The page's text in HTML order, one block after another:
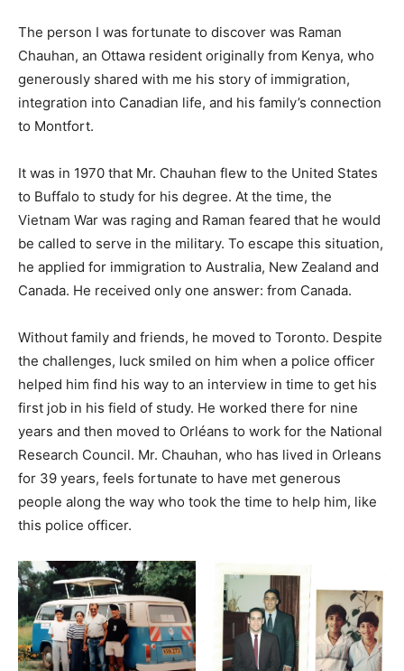
The person I was fortunate to discover was Raman
Chauhan, an Ottawa resident originally from Kenya, who
generously shared with me his story of immigration,
integration into Canadian life, and his family’s connection
to Montfort.
It was in 1970 that Mr. Chauhan flew to the United States
to Buffalo to study for his degree. At the time, the
Vietnam War was raging and Raman feared that he would
be called to serve in the military. To escape this situation,
he applied for immigration to Australia, New Zealand and
Canada. He received only one answer: from Canada.
Without family and friends, he moved to Toronto. Despite
the challenges, luck smiled on him when a police officer
helped him find his way to an interview in time to get his
first job in his field of study. He worked there for nine
years and then moved to Orléans to work for the National
Research Council. Mr. Chauhan, who has lived in Orleans
for 39 years, feels fortunate to have met generous
people along the way who took the time to help him, like
this police officer.